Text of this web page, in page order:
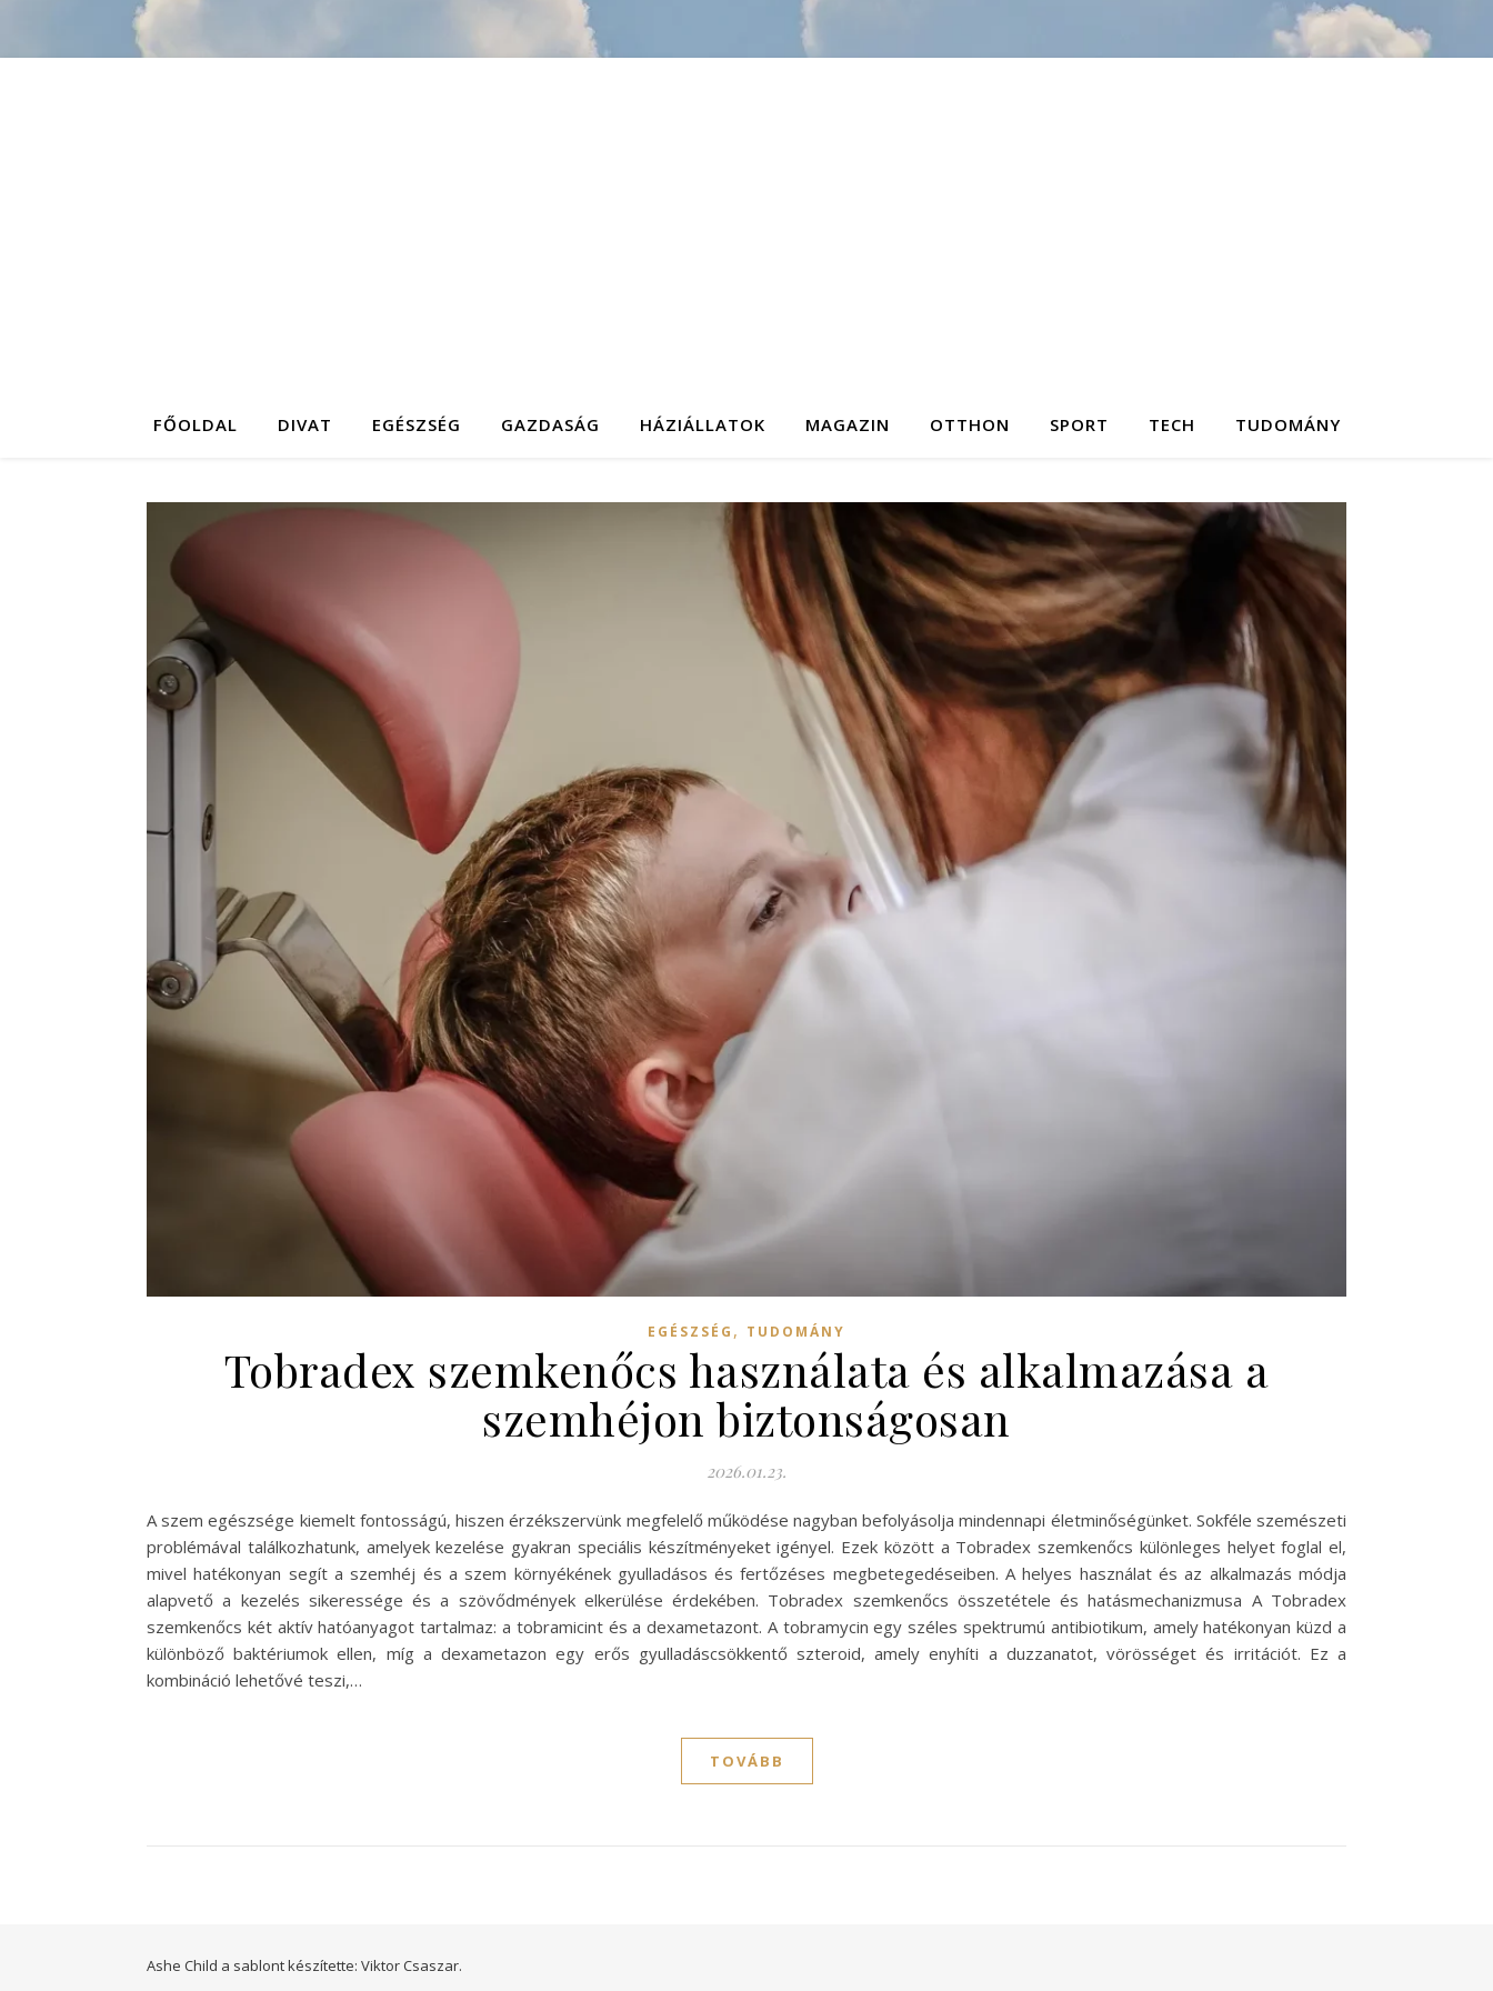
FŐOLDAL DIVAT EGÉSZSÉG GAZDASÁG HÁZIÁLLATOK MAGAZIN OTTHON SPORT TECH TUDOMÁNY
EGÉSZSÉG , TUDOMÁNY
Tobradex szemkenőcs használata és alkalmazása a
szemhéjon biztonságosan
2026.01.23.
A szem egészsége kiemelt fontosságú, hiszen érzékszervünk megfelelő működése nagyban befolyásolja mindennapi életminőségünket. Sokféle szemészeti
problémával találkozhatunk, amelyek kezelése gyakran speciális készítményeket igényel. Ezek között a Tobradex szemkenőcs különleges helyet foglal el,
mivel hatékonyan segít a szemhéj és a szem környékének gyulladásos és fertőzéses megbetegedéseiben. A helyes használat és az alkalmazás módja
alapvető a kezelés sikeressége és a szövődmények elkerülése érdekében. Tobradex szemkenőcs összetétele és hatásmechanizmusa A Tobradex
szemkenőcs két aktív hatóanyagot tartalmaz: a tobramicint és a dexametazont. A tobramycin egy széles spektrumú antibiotikum, amely hatékonyan küzd a
különböző baktériumok ellen, míg a dexametazon egy erős gyulladáscsökkentő szteroid, amely enyhíti a duzzanatot, vörösséget és irritációt. Ez a
kombináció lehetővé teszi,…
TOVÁBB
Ashe Child a sablont készítette: Viktor Csaszar.